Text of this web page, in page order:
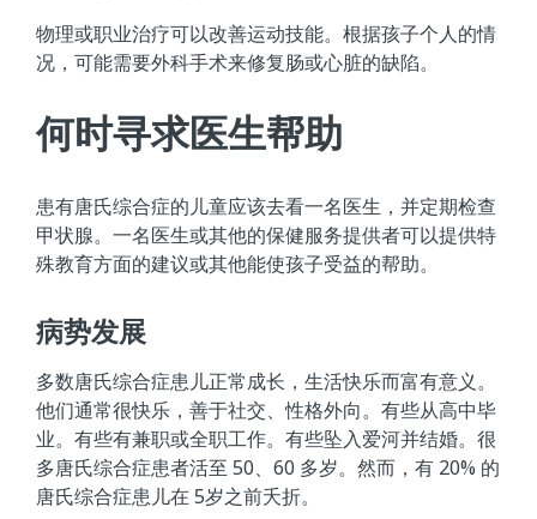
物理或职业治疗可以改善运动技能。根据孩子个人的情
况，可能需要外科手术来修复肠或心脏的缺陷。
何时寻求医生帮助
患有唐氏综合症的儿童应该去看一名医生，并定期检查
甲状腺。一名医生或其他的保健服务提供者可以提供特
殊教育方面的建议或其他能使孩子受益的帮助。
病势发展
多数唐氏综合症患儿正常成长，生活快乐而富有意义。
他们通常很快乐，善于社交、性格外向。有些从高中毕
业。有些有兼职或全职工作。有些坠入爱河并结婚。很
多唐氏综合症患者活至 50、60 多岁。然而，有 20% 的
唐氏综合症患儿在 5岁之前夭折。